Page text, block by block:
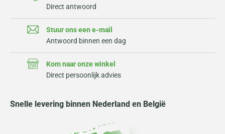
Direct antwoord
Stuur ons een e-mail
Antwoord binnen een dag
Kom naar onze winkel
Direct persoonlijk advies
Snelle levering binnen Nederland en België